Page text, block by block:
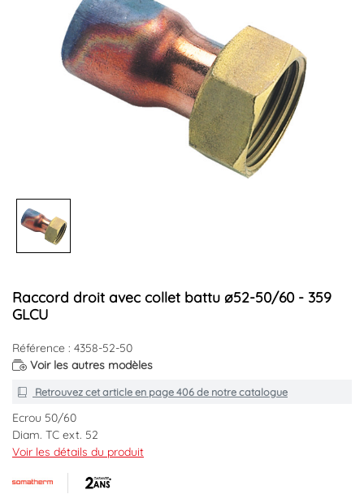
Raccord droit avec collet battu ø52-50/60 - 359
GLCU
Référence : 4358-52-50
Voir les autres modèles
Retrouvez cet article en page 406de notre catalogue
Ecrou 50/60
Diam. TC ext. 52
Avec écrou à joint plat et douille cuivre
Marque : SOMATHERM
Voir les détails du produit